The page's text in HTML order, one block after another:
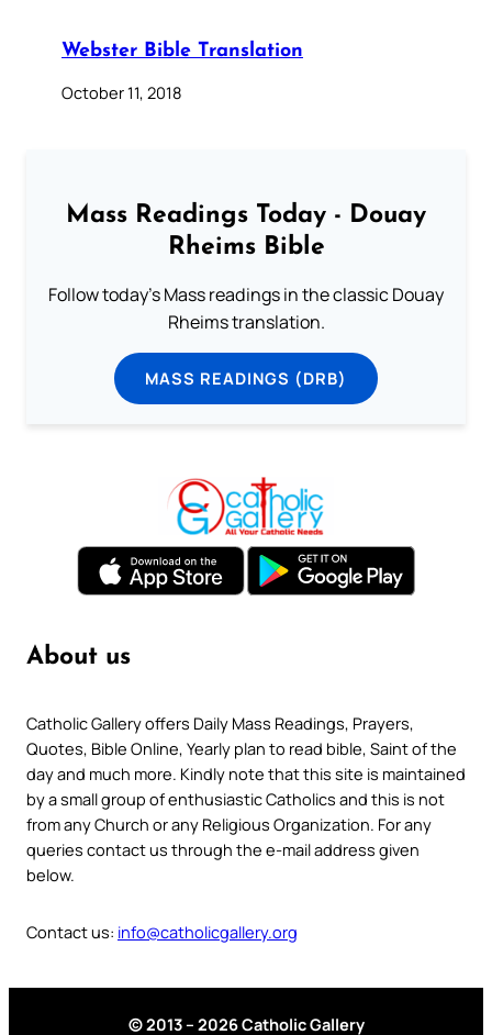
Webster Bible Translation
October 11, 2018
Mass Readings Today - Douay
Rheims Bible
Follow today's Mass readings in the classic Douay
Rheims translation.
MASS READINGS (DRB)
About us
Catholic Gallery offers Daily Mass Readings, Prayers,
Quotes, Bible Online, Yearly plan to read bible, Saint of the
day and much more. Kindly note that this site is maintained
by a small group of enthusiastic Catholics and this is not
from any Church or any Religious Organization. For any
queries contact us through the e-mail address given
below.
Contact us: info@catholicgallery.org
© 2013 – 2026 Catholic Gallery